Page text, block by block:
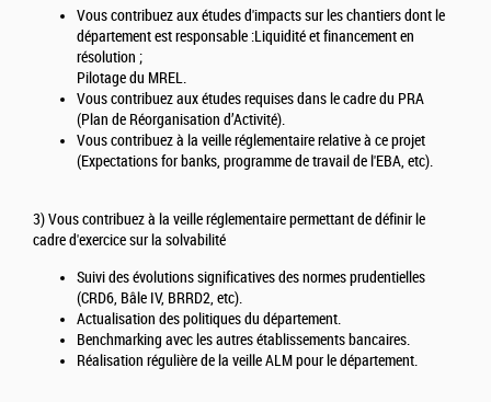
Vous contribuez aux études d'impacts sur les chantiers dont le
département est responsable :Liquidité et financement en
résolution ;
Pilotage du MREL.
Vous contribuez aux études requises dans le cadre du PRA
(Plan de Réorganisation d’Activité).
Vous contribuez à la veille réglementaire relative à ce projet
(Expectations for banks, programme de travail de l'EBA, etc).
3) Vous contribuez à la veille réglementaire permettant de définir le
cadre d'exercice sur la solvabilité
Suivi des évolutions significatives des normes prudentielles
(CRD6, Bâle IV, BRRD2, etc).
Actualisation des politiques du département.
Benchmarking avec les autres établissements bancaires.
Réalisation régulière de la veille ALM pour le département.